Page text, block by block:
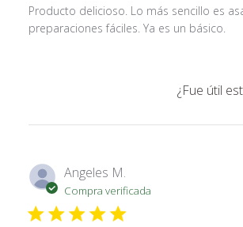
Producto delicioso. Lo más sencillo es
preparaciones fáciles. Ya es un básico.
¿Fue útil
Angeles M.
Compra verificada